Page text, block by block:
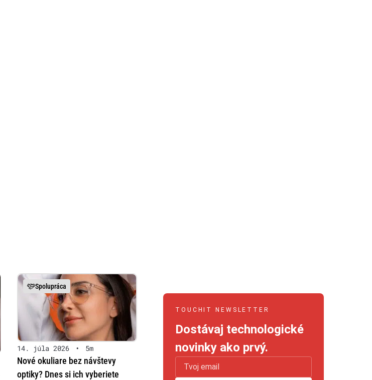
Spolupráca
14. júla 2026 • 5m
Nové okuliare bez návštevy
optiky? Dnes si ich vyberiete
TOUCHIT NEWSLETTER
Dostávaj technologické
novinky ako prvý.